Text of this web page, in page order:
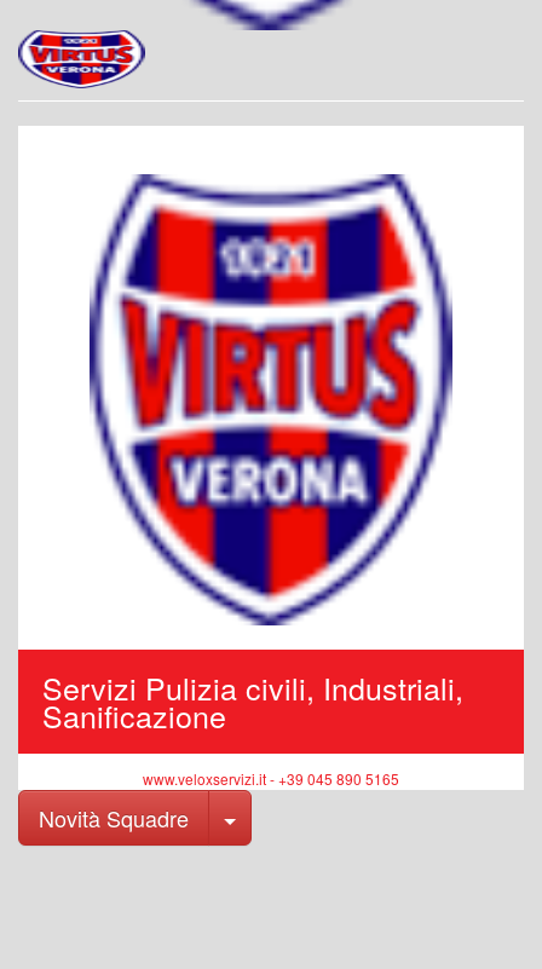
Servizi Pulizia civili, Industriali,
Sanificazione
www.veloxservizi.it - +39 045 890 5165
Novità Squadre Toggle Dropdown